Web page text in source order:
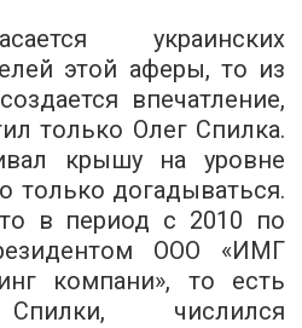
украинских
этой аферы, то из
впечатление,
только Олег Спилка.
крышу на уровне
только догадываться.
в период с 2010 по
ООО «ИМГ
компани», то есть
числился